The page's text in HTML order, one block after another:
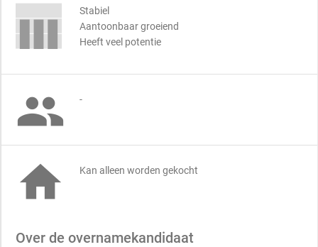
Stabiel
Aantoonbaar groeiend
Heeft veel potentie
 -
 Kan alleen worden gekocht
Over de overnamekandidaat